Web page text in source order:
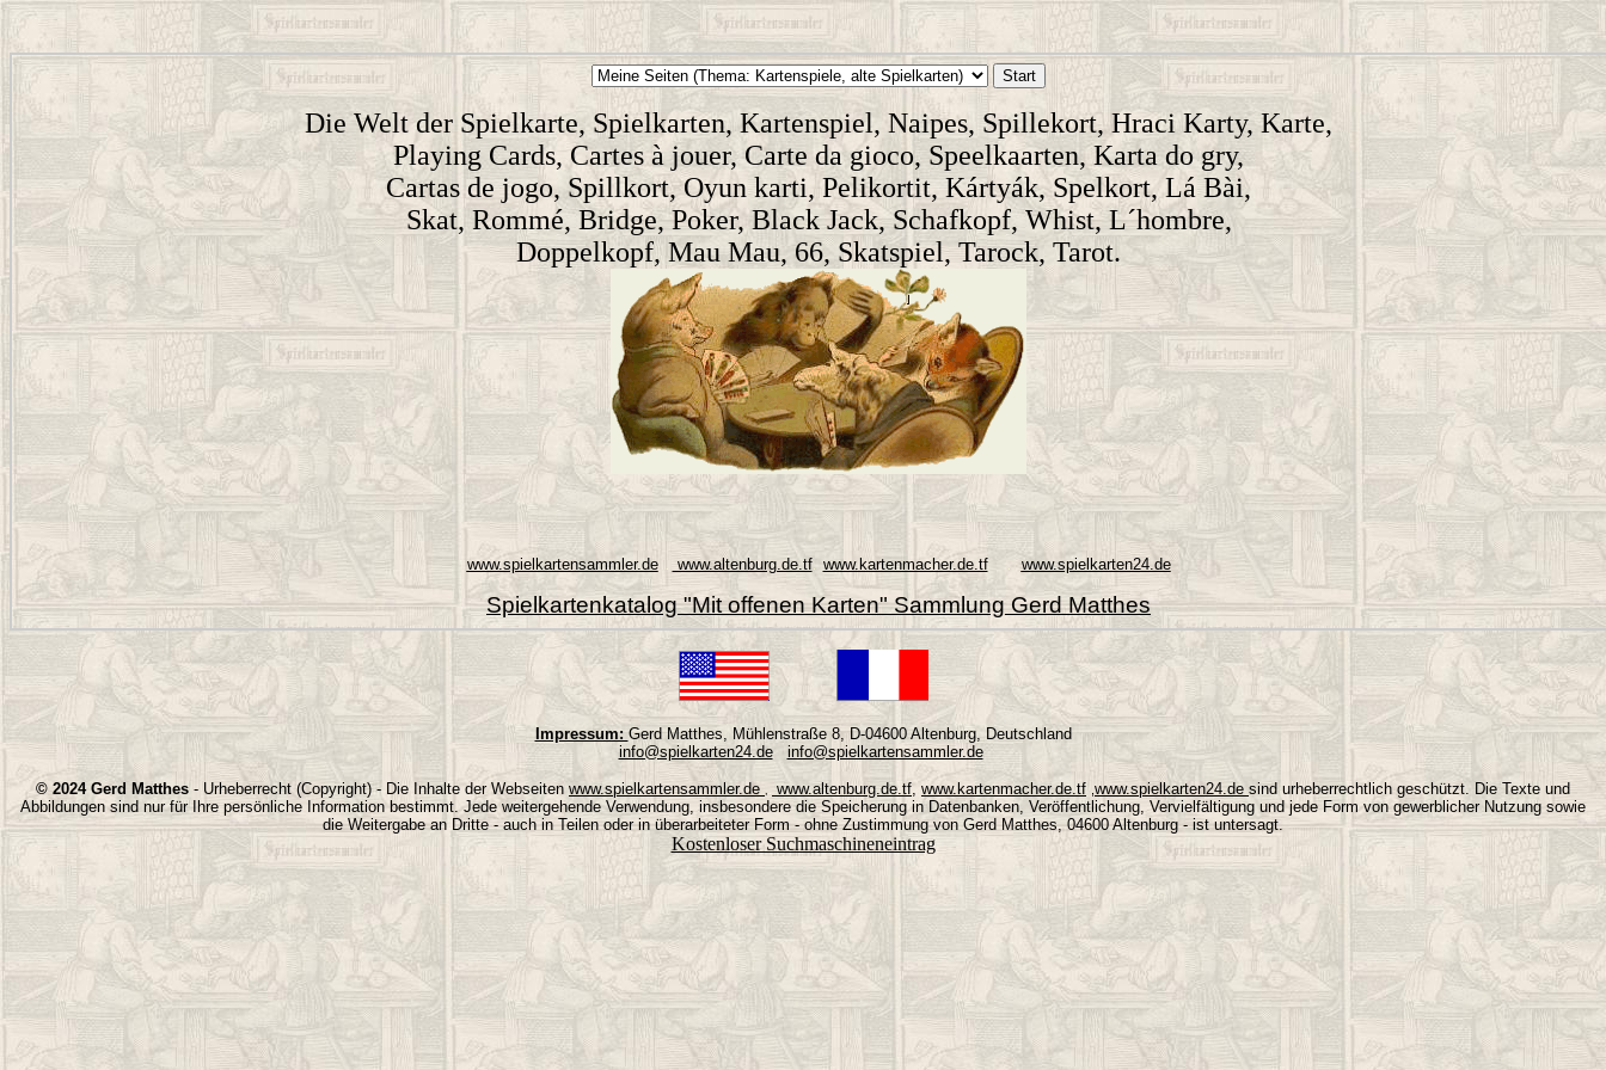
Die Welt der Spielkarte, Spielkarten, Kartenspiel, Naipes, Spillekort, Hraci Karty, Karte,
Playing Cards, Cartes à jouer, Carte da gioco, Speelkaarten, Karta do gry,
Cartas de jogo, Spillkort, Oyun karti, Pelikortit, Kártyák, Spelkort, Lá Bài,
Skat, Rommé, Bridge, Poker, Black Jack, Schafkopf, Whist, L´hombre,
Doppelkopf, Mau Mau, 66, Skatspiel, Tarock, Tarot.
www.spielkartensammler.de www.altenburg.de.tf. www.kartenmacher.de.tf www.spielkarten24.de
Spielkartenkatalog "Mit offenen Karten" Sammlung Gerd Matthes
Impressum: Gerd Matthes, Mühlenstraße 8, D-04600 Altenburg, Deutschland
info@spielkarten24.de
info@spielkartensammler.de
© 2024 Gerd Matthes - Urheberrecht (Copyright)- Die Inhalte der Webseiten www.spielkartensammler.de , . www.altenburg.de.tf, www.kartenmacher.de.tf www.spielkarten24.de sind urheberrechtlich geschützt. Die Texte und
Abbildungen sind nur für Ihre persönliche Information bestimmt. Jede weitergehende Verwendung, insbesondere die Speicherung in Datenbanken, Veröffentlichung, Vervielfältigung und jede Form von gewerblicher Nutzung sowie
die Weitergabe an Dritte - auch in Teilen oder in überarbeiteter Form - ohne Zustimmung von Gerd Matthes, 04600 Altenburg - ist untersagt.
Kostenloser Suchmaschineneintrag